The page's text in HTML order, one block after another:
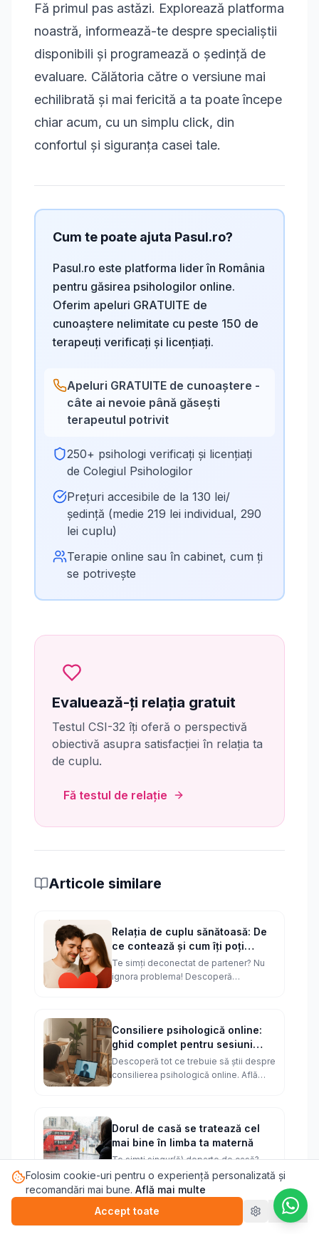
Fă primul pas astăzi. Explorează platforma
noastră, informează-te despre specialiștii
disponibili și programează o ședință de
evaluare. Călătoria către o versiune mai
echilibrată și mai fericită a ta poate începe
chiar acum, cu un simplu click, din
confortul și siguranța casei tale.
Cum te poate ajuta Pasul.ro?
Pasul.ro este platforma lider în România
pentru găsirea psihologilor online.
Oferim apeluri GRATUITE de
cunoaștere nelimitate cu peste 150 de
terapeuți verificați și licențiați.
Apeluri GRATUITE de cunoaștere -
câte ai nevoie până găsești
terapeutul potrivit
250+ psihologi verificați și licențiați
de Colegiul Psihologilor
Prețuri accesibile de la 130 lei/
ședință (medie 219 lei individual, 290
lei cuplu)
Terapie online sau în cabinet, cum ți
se potrivește
Evaluează-ți relația gratuit
Testul CSI-32 îți oferă o perspectivă
obiectivă asupra satisfacției în relația ta
de cuplu.
Fă testul de relație
Articole similare
Relația de cuplu sănătoasă: De
ce contează și cum îți poți
măsura satisfacția
Te simți deconectat de partener? Nu
ignora problema! Descoperă
Consiliere psihologică online:
ghid complet pentru sesiuni
eficiente
Descoperă tot ce trebuie să știi despre
consilierea psihologică online. Află
Dorul de casă se tratează cel
mai bine în limba ta maternă
Te simți singur(ă) departe de casă?
Descoperă de ce terapia în limba
română te poate ajuta să te vindeci mai
profund - reconectează-te cu tine!
Vezi toate articolele
Folosim cookie-uri pentru o experiență personalizată și
recomandări mai bune. Află mai multe
Accept toate
Refuz